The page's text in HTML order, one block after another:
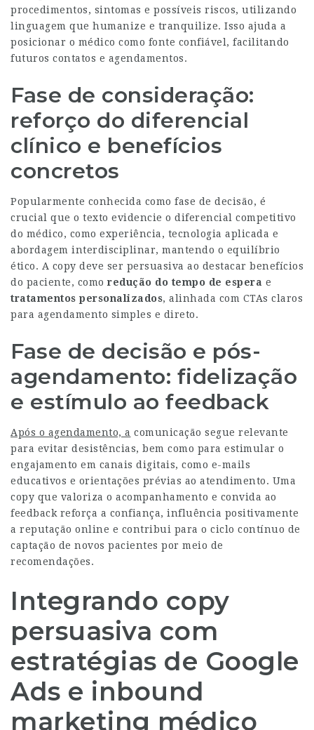
procedimentos, sintomas e possíveis riscos, utilizando
linguagem que humanize e tranquilize. Isso ajuda a
posicionar o médico como fonte confiável, facilitando
futuros contatos e agendamentos.
Fase de consideração:
reforço do diferencial
clínico e benefícios
concretos
Popularmente conhecida como fase de decisão, é
crucial que o texto evidencie o diferencial competitivo
do médico, como experiência, tecnologia aplicada e
abordagem interdisciplinar, mantendo o equilíbrio
ético. A copy deve ser persuasiva ao destacar benefícios
do paciente, como redução do tempo de espera e
tratamentos personalizados, alinhada com CTAs claros
para agendamento simples e direto.
Fase de decisão e pós-
agendamento: fidelização
e estímulo ao feedback
Após o agendamento, a comunicação segue relevante
para evitar desistências, bem como para estimular o
engajamento em canais digitais, como e-mails
educativos e orientações prévias ao atendimento. Uma
copy que valoriza o acompanhamento e convida ao
feedback reforça a confiança, influência positivamente
a reputação online e contribui para o ciclo contínuo de
captação de novos pacientes por meio de
recomendações.
Integrando copy
persuasiva com
estratégias de Google
Ads e inbound
marketing médico